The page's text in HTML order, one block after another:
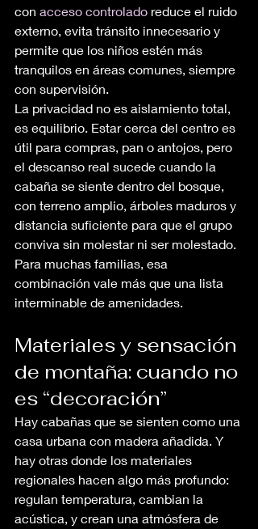
con acceso controlado reduce el ruido
externo, evita tránsito innecesario y
permite que los niños estén más
tranquilos en áreas comunes, siempre
con supervisión.
La privacidad no es aislamiento total,
es equilibrio. Estar cerca del centro es
útil para compras, pan o antojos, pero
el descanso real sucede cuando la
cabaña se siente dentro del bosque,
con terreno amplio, árboles maduros y
distancia suficiente para que el grupo
conviva sin molestar ni ser molestado.
Para muchas familias, esa
combinación vale más que una lista
interminable de amenidades.
Materiales y sensación
de montaña: cuando no
es “decoración”
Hay cabañas que se sienten como una
casa urbana con madera añadida. Y
hay otras donde los materiales
regionales hacen algo más profundo:
regulan temperatura, cambian la
acústica, y crean una atmósfera de